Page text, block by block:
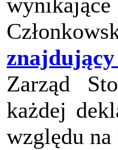
Zarząd
każdej
względu